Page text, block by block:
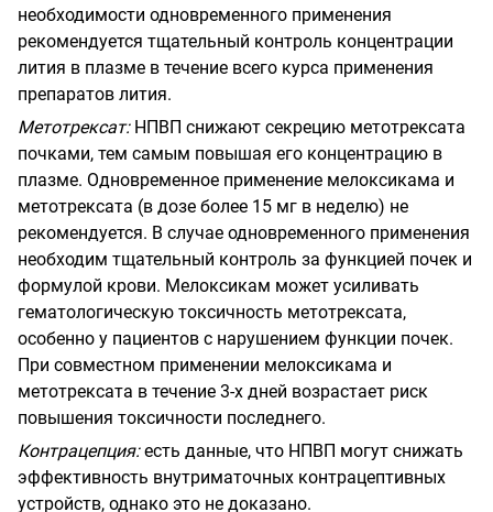
необходимости одновременного применения
рекомендуется тщательный контроль концентрации
лития в плазме в течение всего курса применения
препаратов лития.
Метотрексат:НПВП снижают секрецию метотрексата
почками, тем самым повышая его концентрацию в
плазме. Одновременное применение мелоксикама и
метотрексата (в дозе более 15 мг в неделю) не
рекомендуется. В случае одновременного применения
необходим тщательный контроль за функцией почек и
формулой крови. Мелоксикам может усиливать
гематологическую токсичность метотрексата,
особенно у пациентов с нарушением функции почек.
При совместном применении мелоксикама и
метотрексата в течение 3-х дней возрастает риск
повышения токсичности последнего.
Контрацепция:есть данные, что НПВП могут снижать
эффективность внутриматочных контрацептивных
устройств, однако это не доказано.